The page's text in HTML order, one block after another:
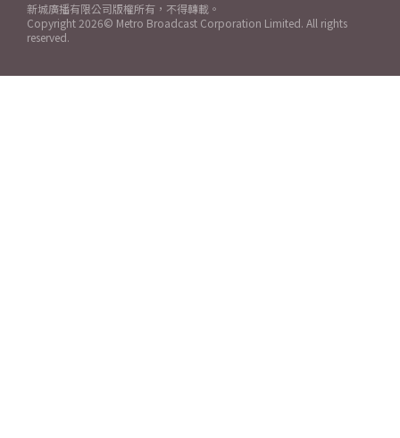
新城廣播有限公司版權所有，不得轉載。
Copyright 2026© Metro Broadcast Corporation Limited. All rights
reserved.